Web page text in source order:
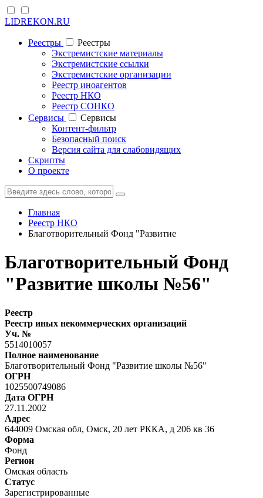
LIDREKON.RU
Реестры
Реестры
Экстремистские материалы
Экстремистские ссылки
Экстремистские организации
Реестр иноагентов
Реестр НКО
Реестр СОНКО
Cервисы
Cервисы
Контент-фильтр
Безопасный поиск
Версия сайта для слабовидящих
Скрипты
О проекте
Главная
Реестр НКО
Благотворительный Фонд "Развитие
Благотворительный Фонд
"Развитие школы №56"
Реестр
Реестр иных некоммерческих организаций
Уч. №
5514010057
Полное наименование
Благотворительный Фонд "Развитие школы №56"
ОГРН
1025500749086
Дата ОГРН
27.11.2002
Адрес
644009 Омская обл, Омск, 20 лет РККА, д 206 кв 36
Форма
Фонд
Регион
Омская область
Статус
Зарегистрированные